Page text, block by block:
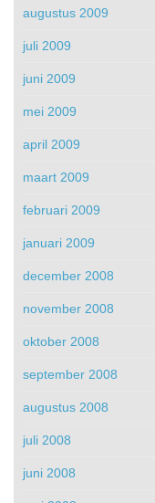
augustus 2009
juli 2009
juni 2009
mei 2009
april 2009
maart 2009
februari 2009
januari 2009
december 2008
november 2008
oktober 2008
september 2008
augustus 2008
juli 2008
juni 2008